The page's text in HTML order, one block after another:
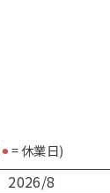
⚫︎= 休業日)
2026/8